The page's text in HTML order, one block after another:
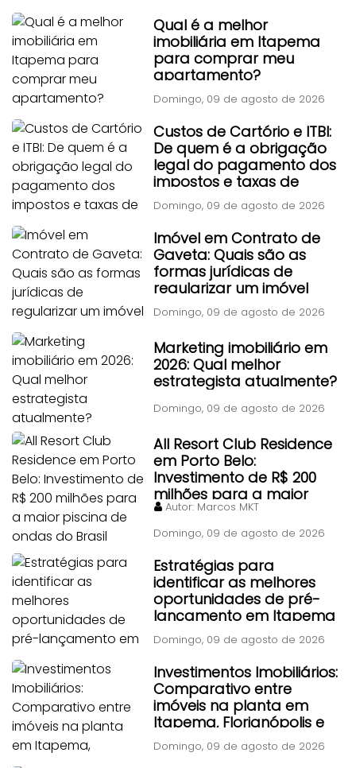
Qual é a melhor
imobiliária em Itapema
para comprar meu
apartamento?
Domingo, 09 de agosto de 2026
Custos de Cartório e ITBI:
De quem é a obrigação
legal do pagamento dos
impostos e taxas de
transferência?
Domingo, 09 de agosto de 2026
Imóvel em Contrato de
Gaveta: Quais são as
formas jurídicas de
regularizar um imóvel
adquirido por contrato
particular antigo?
Domingo, 09 de agosto de 2026
Marketing imobiliário em
2026: Qual melhor
estrategista atualmente?
Domingo, 09 de agosto de 2026
All Resort Club Residence
em Porto Belo:
Investimento de R$ 200
milhões para a maior
piscina de ondas do Brasil
Autor: Marcos MKT
Domingo, 09 de agosto de 2026
Estratégias para
identificar as melhores
oportunidades de pré-
lançamento em Itapema
Domingo, 09 de agosto de 2026
Investimentos Imobiliários:
Comparativo entre
imóveis na planta em
Itapema, Florianópolis e
Piçarras
Domingo, 09 de agosto de 2026